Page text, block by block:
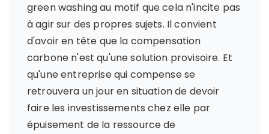
green washing au motif que cela n'incite pas
à agir sur des propres sujets. Il convient
d'avoir en tête que la compensation
carbone n'est qu'une solution provisoire. Et
qu'une entreprise qui compense se
retrouvera un jour en situation de devoir
faire les investissements chez elle par
épuisement de la ressource de